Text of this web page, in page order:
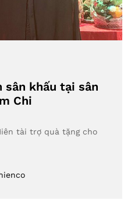
sân khấu tại sân
Chi
tài trợ quà tặng cho